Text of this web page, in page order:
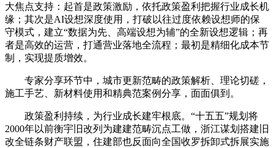
大焦点支持：起首是政策激励，依托政策盈利把握行业成长机
缘；其次是AI设想深度使用，打破以往过度依赖设想师的保
守模式，建立“数据为先、高端设想为辅”的全新设想逻辑；再
者是高效的运营，打通营业落地全流程；最初是精细化成本节
制，实现提质增效。
专家分享环节中，城市更新范畴的政策解析、理论切磋，
施工手艺、新材料使用和精典范案例分享，面面俱到。
政策盈利持续，为行业成长建牢根底。“十五五”规划将
2000年以前衡宇旧改列为建建范畴沉点工做，浙江谋划搭建旧
改全链条财产联盟，住建部也反面向全国收罗拆卸式拆展实施